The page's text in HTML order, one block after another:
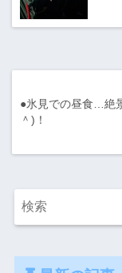
●氷見での昼食…絶
＾)！